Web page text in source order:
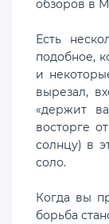
обзоров в
Есть
подобное,
и
вырезал,
«держит
восторге
солнцу) в
соло.
Когда вы
борьба